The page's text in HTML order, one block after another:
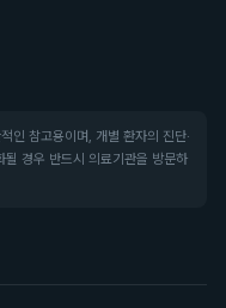
인 참고용이며, 개별 환자의 진단·
경우 반드시 의료기관을 방문하